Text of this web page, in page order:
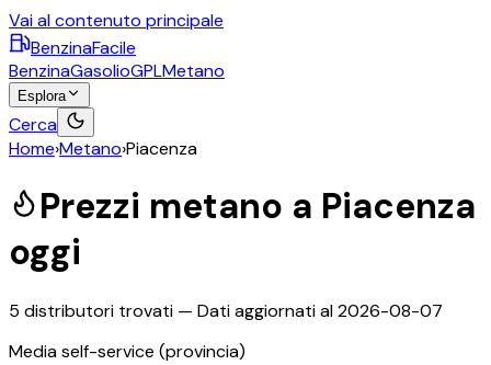
Vai al contenuto principale
BenzinaFacile
BenzinaGasolioGPLMetano
Esplora
Cerca
Home›Metano›Piacenza
Prezzi metano a Piacenza
oggi
5 distributori trovati — Dati aggiornati al2026-08-07
Media self-service (provincia)